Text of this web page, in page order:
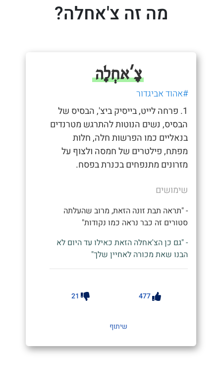
מה זה צ'אחלה?
צָ'אחְלָה
#אהוד אביגדור
1. פרחה לייט, בייסיק ביצ', הבסיס של
הבסיס, נשים הנוטות להתרגש מטרנדים
בנאליים כמו הפרשות חלה, חלות
מפתח, פילטרים של חמסה ולצוף על
מזרונים מתנפחים בכנרת בפסח.
שימושים
- "תראה תבת זונה הזאת, מרוב שהעלתה
סטורים זה כבר נראה כמו נקודות"
- "גם כן הצ'אחלה הזאת כאילו עד היום לא
הבנו שאת מכורה לאחיין שלך"
477
21
שיתוף